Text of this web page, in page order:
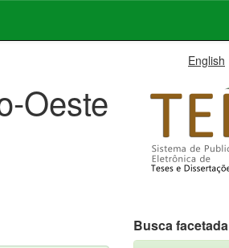
English
Oeste
Busca facetada